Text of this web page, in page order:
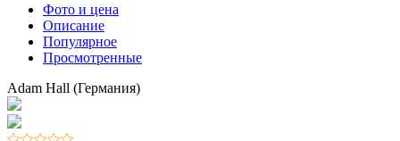
Фото и цена
Описание
Популярное
Просмотренные
Adam Hall (Германия)